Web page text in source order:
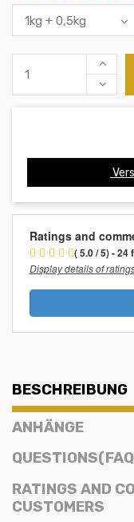
Ratings and
( 5.0 / 5) - 24
Display details of
BESCHREIBUNG
ANHÄNGE
RATINGS AND
CUSTOMERS